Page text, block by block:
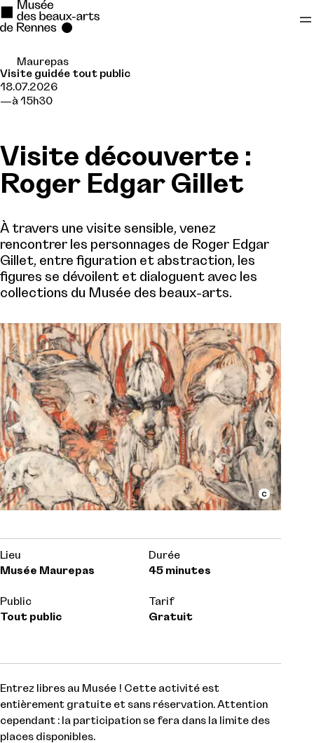
Se rendre au
Contenu principal
Maurepas
Visite guidée tout public
18.07.2026
à 15h30
Visite découverte :
Roger Edgar Gillet
À travers une visite sensible, venez
rencontrer les personnages de Roger Edgar
Gillet, entre figuration et abstraction, les
figures se dévoilent et dialoguent avec les
collections du Musée des beaux-arts.
Lieu
Musée Maurepas
Durée
45 minutes
Public
Tout public
Tarif
Gratuit
Entrez libres au Musée ! Cette activité est
entièrement gratuite et sans réservation. Attention
cependant : la participation se fera dans la limite des
places disponibles.